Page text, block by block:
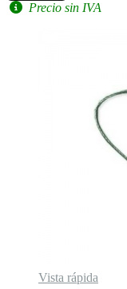
Precio sin IVA
Vista rápida